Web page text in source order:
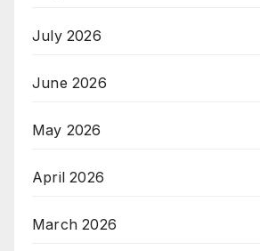
July 2026
June 2026
May 2026
April 2026
March 2026